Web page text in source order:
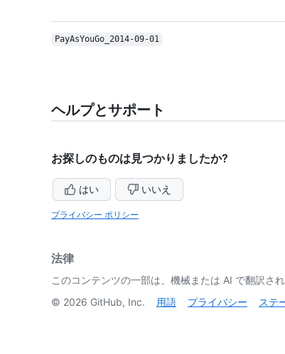
PayAsYouGo_2014-09-01
ヘルプとサポート
お探しのものは見つかりましたか?
はい いいえ
プライバシー ポリシー
法律
このコンテンツの一部は、機械または AI で翻訳さ
© 2026 GitHub, Inc. 用語 プライバシー ステ